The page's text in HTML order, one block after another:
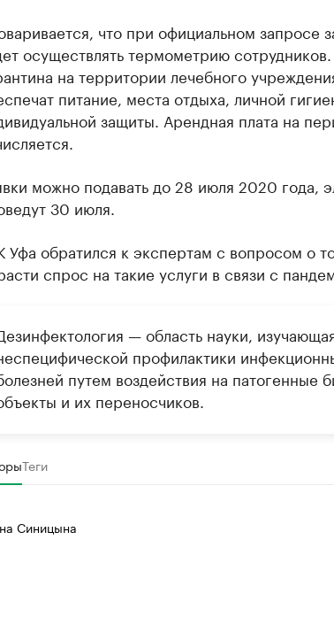
что при официальном запросе
осуществлять термометрию
на территории лечебного
питание, места отдыха, личной
защиты. Арендная плата на
можно подавать до 28 июля 2020 года,
30 июля.
Уфа обратился к экспертам с вопросом о
спрос на такие услуги в связи с
— область науки,
профилактики
путем воздействия на патогенные
и их переносчиков.
Теги
Синицына